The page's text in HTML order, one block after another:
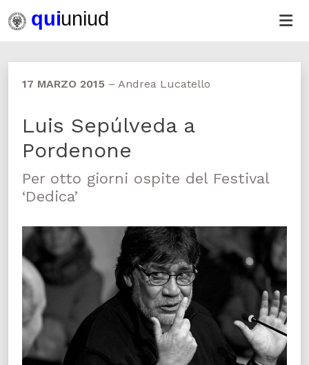
17 MARZO 2015 – Andrea Lucatello
Luis Sepúlveda a
Pordenone
Per otto giorni ospite del Festival
‘Dedica’